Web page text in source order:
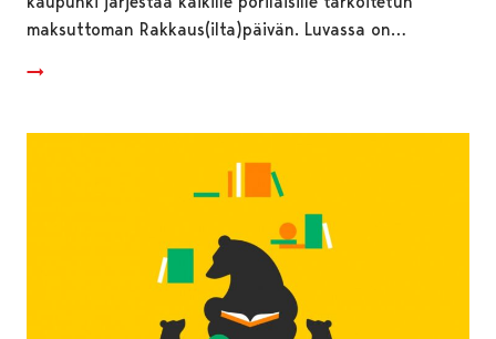
maksuttoman Rakkaus(ilta)päivän. Luvassa on…